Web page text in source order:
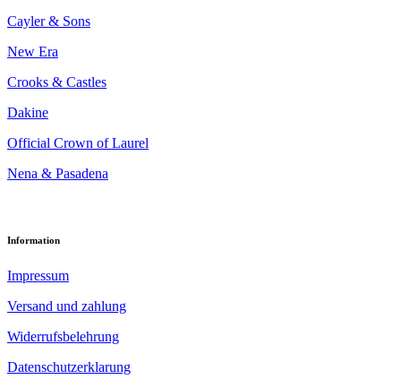
Cayler & Sons
New Era
Crooks & Castles
Dakine
Official Crown of Laurel
Nena & Pasadena
Information
Impressum
Versand und zahlung
Widerrufsbelehrung
Datenschutzerklarung